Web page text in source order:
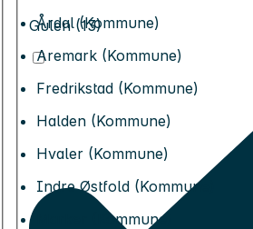
Årdal (Kommune)
Aremark (Kommune)
Fredrikstad (Kommune)
Halden (Kommune)
Hvaler (Kommune)
Indre Østfold (Kommune)
Marker (Kommune)
Gulen (13)